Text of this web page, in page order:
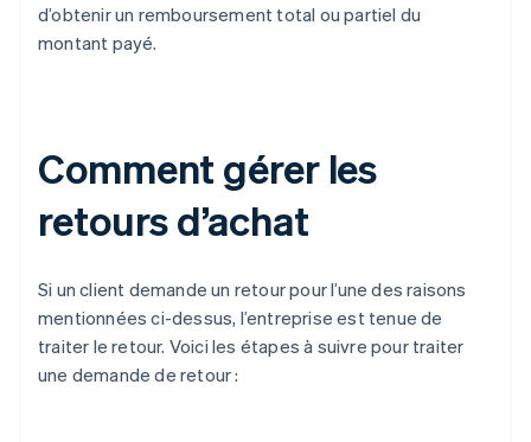
d’obtenir un remboursement total ou partiel du
montant payé.
Comment gérer les
retours d’achat
Si un client demande un retour pour l’une des raisons
mentionnées ci-dessus, l’entreprise est tenue de
traiter le retour. Voici les étapes à suivre pour traiter
une demande de retour :